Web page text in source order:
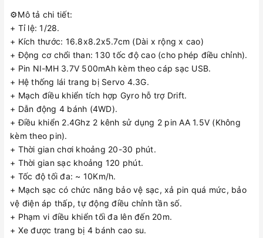
⚙️Mô tả chi tiết:
+ Tỉ lệ: 1/28.
+ Kích thước: 16.8x8.2x5.7cm (Dài x rộng x cao)
+ Động cơ chổi than: 130 tốc độ cao (cho phép điều chỉnh).
+ Pin NI-MH 3.7V 500mAh kèm theo cáp sạc USB.
+ Hệ thống lái trang bị Servo 4.3G.
+ Mạch điều khiển tích hợp Gyro hỗ trợ Drift.
+ Dẫn động 4 bánh (4WD).
+ Điều khiển 2.4Ghz 2 kênh sử dụng 2 pin AA 1.5V (Không
kèm theo pin).
+ Thời gian chơi khoảng 20-30 phút.
+ Thời gian sạc khoảng 120 phút.
+ Tốc độ tối đa: ~ 10Km/h.
+ Mạch sạc có chức năng bảo vệ sạc, xả pin quá mức, bảo
vệ điện áp thấp, tự động điều chỉnh tần số.
+ Phạm vi điều khiển tối đa lên đến 20m.
+ Xe được trang bị 4 bánh cao su.